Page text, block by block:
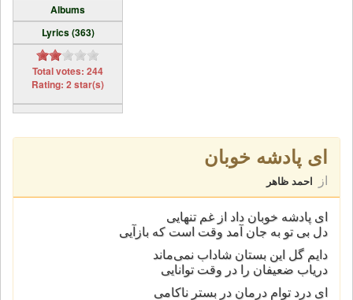
Albums
Lyrics (363)
Total votes: 244
Rating: 2 star(s)
ای پادشه خوبان
از احمد ظاهر
ای پادشه خوبان داد از غم تنهایی
دل بی تو به جان آمد وقت است که بازآیی
دایم گل این بستان شاداب نمی‌ماند
دریاب ضعیفان را در وقت توانایی
ای درد توام درمان در بستر ناکامی